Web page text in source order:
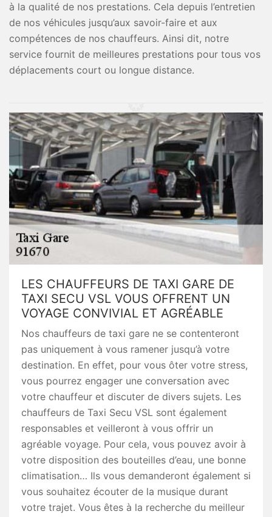
à la qualité de nos prestations. Cela depuis l’entretien
de nos véhicules jusqu’aux savoir-faire et aux
compétences de nos chauffeurs. Ainsi dit, notre
service fournit de meilleures prestations pour tous vos
déplacements court ou longue distance.
LES CHAUFFEURS DE TAXI GARE DE
TAXI SECU VSL VOUS OFFRENT UN
VOYAGE CONVIVIAL ET AGRÉABLE
Nos chauffeurs de taxi gare ne se contenteront
pas uniquement à vous ramener jusqu’à votre
destination. En effet, pour vous ôter votre stress,
vous pourrez engager une conversation avec
votre chauffeur et discuter de divers sujets. Les
chauffeurs de Taxi Secu VSL sont également
responsables et veilleront à vous offrir un
agréable voyage. Pour cela, vous pouvez avoir à
votre disposition des bouteilles d’eau, une bonne
climatisation… Ils vous demanderont également si
vous souhaitez écouter de la musique durant
votre trajet. Vous êtes à la recherche du meilleur